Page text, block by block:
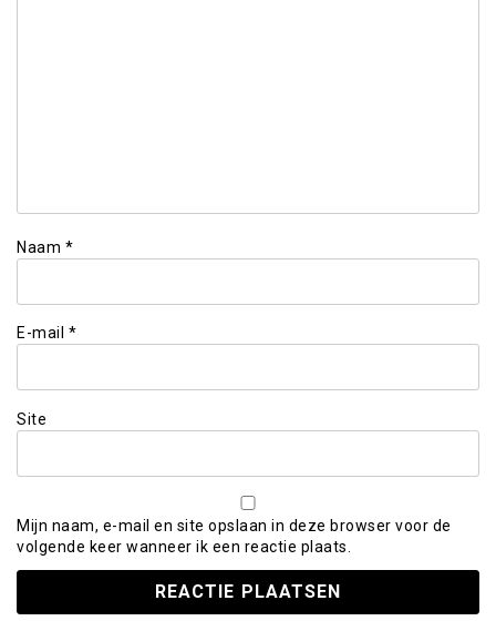
Naam *
E-mail *
Site
Mijn naam, e-mail en site opslaan in deze browser voor de
volgende keer wanneer ik een reactie plaats.